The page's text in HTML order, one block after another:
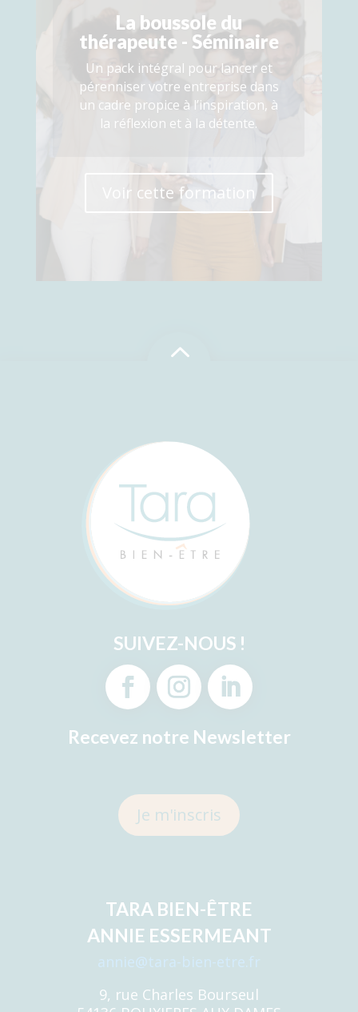
La boussole du
thérapeute - Séminaire
Un pack intégral pour lancer et
pérenniser votre entreprise dans
un cadre propice à l’inspiration, à
la réflexion et à la détente.
Voir cette formation
2
SUIVEZ-NOUS !
Recevez notre Newsletter
Je m'inscris
TARA BIEN-ÊTRE
ANNIE ESSERMEANT
annie@tara-bien-etre.fr
9, rue Charles Bourseul